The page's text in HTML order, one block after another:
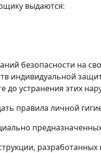
выдаются:
безопасности на
индивидуальной
до устранения этих
правила личной